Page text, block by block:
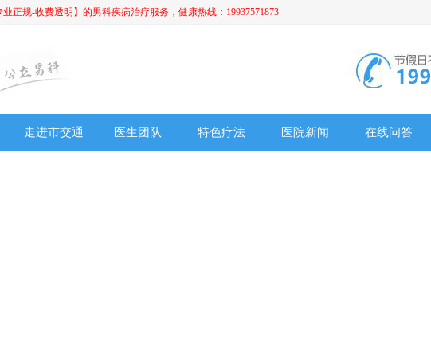
规-收费透明】的男科疾病治疗服务，健康热线：19937571873
走进市交通 医生团队 特色疗法 医院新闻 在线问答